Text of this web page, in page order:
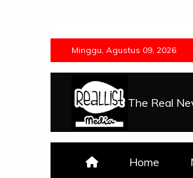
Minggu, Agustus 09, 2026
The Real
Home